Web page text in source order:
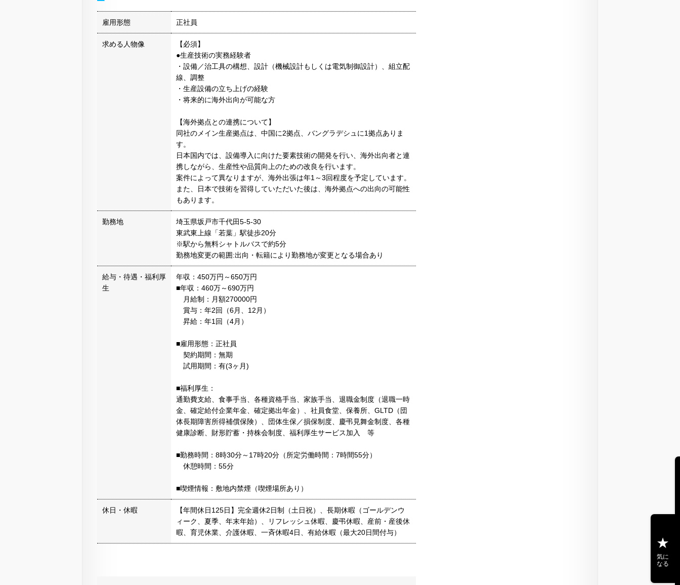
雇用形態 正社員
求める人物像
【必須】
●生産技術の実務経験者
・設備／治工具の構想、設計（機械設計もしくは電気制御設計）、組立配
線、調整
・生産設備の立ち上げの経験
・将来的に海外出向が可能な方
【海外拠点との連携について】
同社のメイン生産拠点は、中国に2拠点、バングラデシュに1拠点ありま
す。
日本国内では、設備導入に向けた要素技術の開発を行い、海外出向者と連
携しながら、生産性や品質向上のための改良を行います。
案件によって異なりますが、海外出張は年1～3回程度を予定しています。
また、日本で技術を習得していただいた後は、海外拠点への出向の可能性
もあります。
勤務地
埼玉県坂戸市千代田5-5-30
東武東上線「若葉」駅徒歩20分
※駅から無料シャトルバスで約5分
勤務地変更の範囲:出向・転籍により勤務地が変更となる場合あり
給与・待遇・福利厚
生
年収：450万円～650万円
■年収：460万～690万円
月給制：月額270000円
賞与：年2回（6月、12月）
昇給：年1回（4月）
■雇用形態：正社員
契約期間：無期
試用期間：有(3ヶ月)
■福利厚生：
通勤費支給、食事手当、各種資格手当、家族手当、退職金制度（退職一時
金、確定給付企業年金、確定拠出年金）、社員食堂、保養所、GLTD（団
体長期障害所得補償保険）、団体生保／損保制度、慶弔見舞金制度、各種
健康診断、財形貯蓄・持株会制度、福利厚生サービス加入 等
■勤務時間：8時30分～17時20分（所定労働時間：7時間55分）
休憩時間：55分
■喫煙情報：敷地内禁煙（喫煙場所あり）
休日・休暇
【年間休日125日】完全週休2日制（土日祝）、長期休暇（ゴールデンウ
ィーク、夏季、年末年始）、リフレッシュ休暇、慶弔休暇、産前・産後休
暇、育児休業、介護休暇、一斉休暇4日、有給休暇（最大20日間付与）
気に
なる